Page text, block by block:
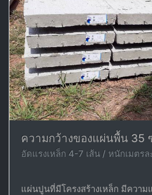
ความกว้างของแผ่นพื้น 35
อัดแรงเหล็ก 4-7 เส้น / หนักเมตรล
แผ่นปูนที่มีโครงสร้างเหล็ก มีควา